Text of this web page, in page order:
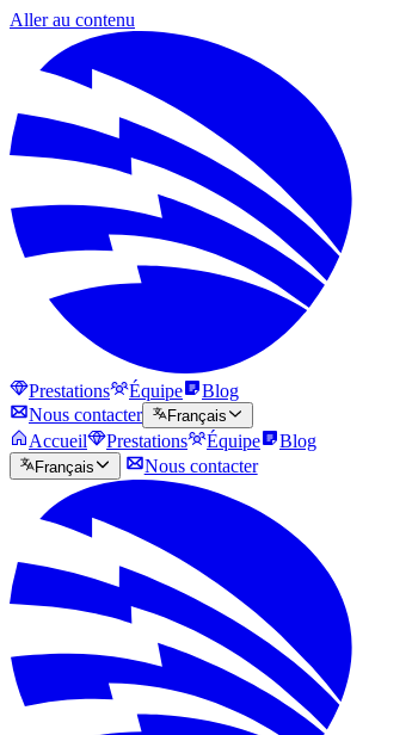
Aller au contenu
Prestations Équipe
Blog
Nous contacter
Français
Accueil Prestations Équipe Blog
Français Nous contacter